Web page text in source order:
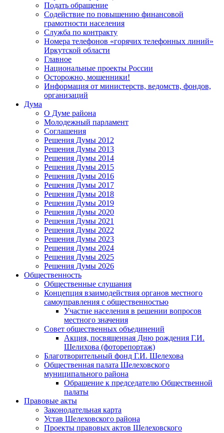
Подать обращение
Содействие по повышению финансовой
грамотности населения
Служба по контракту
Номера телефонов «горячих телефонных линий»
Иркутской области
Главное
Национальные проекты России
Осторожно, мошенники!
Информация от министерств, ведомств, фондов,
организаций
Дума
О Думе района
Молодежный парламент
Соглашения
Решения Думы 2012
Решения Думы 2013
Решения Думы 2014
Решения Думы 2015
Решения Думы 2016
Решения Думы 2017
Решения Думы 2018
Решения Думы 2019
Решения Думы 2020
Решения Думы 2021
Решения Думы 2022
Решения Думы 2023
Решения Думы 2024
Решения Думы 2025
Решения Думы 2026
Общественность
Общественные слушания
Концепция взаимодействия органов местного
самоуправления с общественностью
Участие населения в решении вопросов
местного значения
Совет общественных объединений
Акция, посвященная Дню рождения Г.И.
Шелихова (фоторепортаж)
Благотворительный фонд Г.И. Шелехова
Общественная палата Шелеховского
муниципального района
Обращение к председателю Общественной
палаты
Правовые акты
Законодательная карта
Устав Шелеховского района
Проекты правовых актов Шелеховского